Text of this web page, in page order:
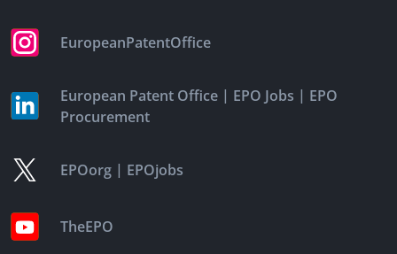
EuropeanPatentOffice
European Patent Office | EPO Jobs | EPO
Procurement
EPOorg | EPOjobs
TheEPO